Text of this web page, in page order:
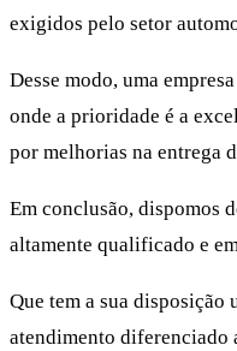
exigidos pelo setor
Desse modo, uma
onde a prioridade é a
por melhorias na entrega
Em conclusão, dispomos
altamente qualificado e
Que tem a sua disposição
atendimento diferenciado